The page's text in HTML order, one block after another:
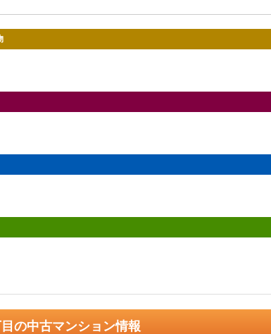
の中古マンション情報